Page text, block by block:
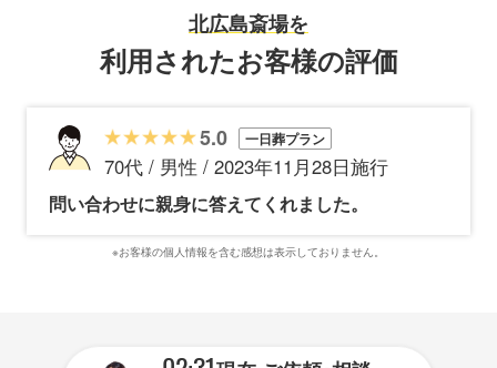
北広島斎場を
利用されたお客様の評価
5.0 一日葬プラン
70代 / 男性 / 2023年11月28日施行
問い合わせに親身に答えてくれました。
※お客様の個人情報を含む感想は表示しておりません。